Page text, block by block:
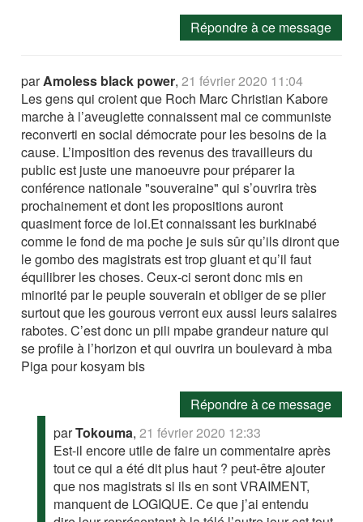
Répondre à ce message
parAmoless black power,21 février 2020 11:04
Les gens qui croient que Roch Marc Christian Kabore
marche à l’aveuglette connaissent mal ce communiste
reconverti en social démocrate pour les besoins de la
cause. L’imposition des revenus des travailleurs du
public est juste une manoeuvre pour préparer la
conférence nationale "souveraine" qui s’ouvrira très
prochainement et dont les propositions auront
quasiment force de loi.Et connaissant les burkinabé
comme le fond de ma poche je suis sûr qu’ils diront que
le gombo des magistrats est trop gluant et qu’il faut
équilibrer les choses. Ceux-ci seront donc mis en
minorité par le peuple souverain et obliger de se plier
surtout que les gourous verront eux aussi leurs salaires
rabotes. C’est donc un pili mpabe grandeur nature qui
se profile à l’horizon et qui ouvrira un boulevard à mba
Piga pour kosyam bis
Répondre à ce message
parTokouma,21 février 2020 12:33
Est-il encore utile de faire un commentaire après
tout ce qui a été dit plus haut ? peut-être ajouter
que nos magistrats si ils en sont VRAIMENT,
manquent de LOGIQUE. Ce que j’ai entendu